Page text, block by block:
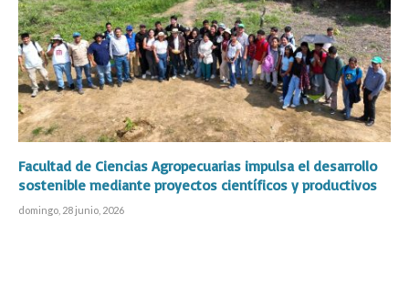
Facultad de Ciencias Agropecuarias impulsa el desarrollo
sostenible mediante proyectos científicos y productivos
domingo, 28 junio, 2026